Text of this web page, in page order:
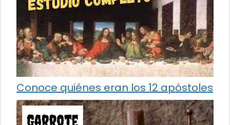
Conoce quiénes eran los 12 apóstoles